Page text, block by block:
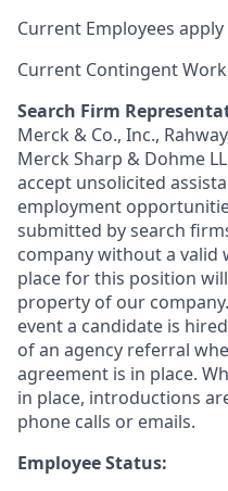
Current Employees apply
Current Contingent
Search Firm
Merck & Co., Inc.,
Merck Sharp & Dohme
accept unsolicited
employment
submitted by search
company without a valid
place for this position
property of our
event a candidate is
of an agency referral
agreement is in place.
in place, introductions
phone calls or emails.
Employee Status: